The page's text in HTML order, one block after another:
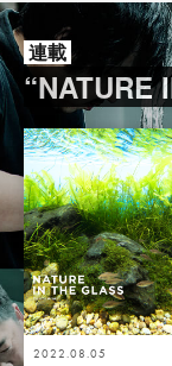
連載
“NATURE
2022.08.05